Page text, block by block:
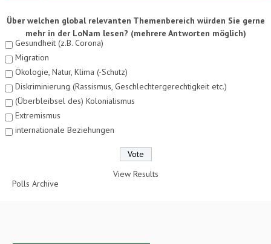
Über welchen global relevanten Themenbereich würden Sie gerne
mehr in der LoNam lesen? (mehrere Antworten möglich)
Gesundheit (z.B. Corona)
Migration
Ökologie, Natur, Klima (-Schutz)
Diskriminierung (Rassismus, Geschlechtergerechtigkeit etc.)
(Überbleibsel des) Kolonialismus
Extremismus
internationale Beziehungen
View Results
Polls Archive